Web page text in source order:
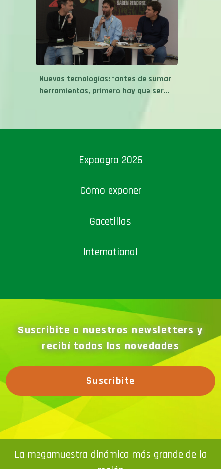
Nuevas tecnologías: “antes de sumar
herramientas, primero hay que ser...
Expoagro 2026
Cómo exponer
Gacetillas
International
Suscribite a nuestros newsletters y
recibí todas las novedades
Suscribite
La megamuestra dinámica más grande de la